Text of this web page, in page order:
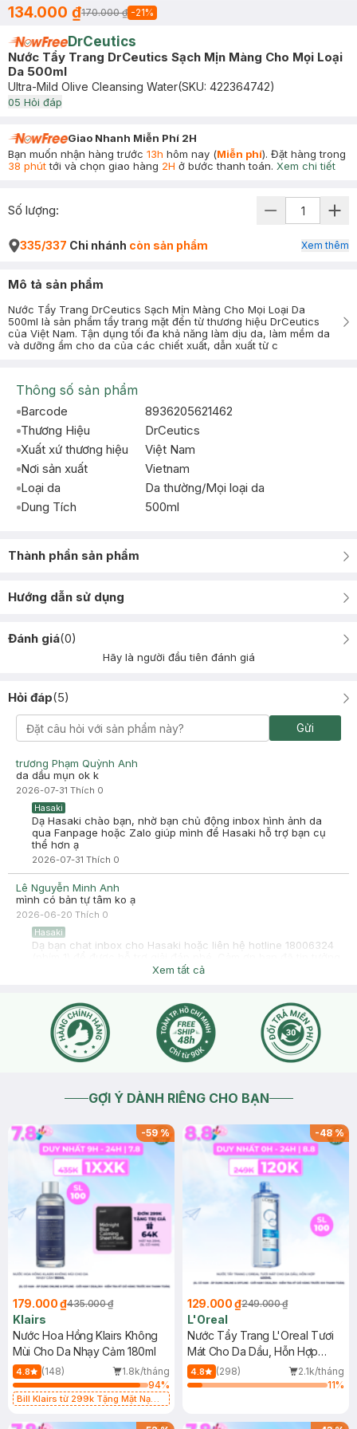
134.000 ₫170.000 ₫ -21%
DrCeutics
Nước Tẩy Trang DrCeutics Sạch Mịn Màng Cho Mọi Loại
Da 500ml
Ultra-Mild Olive Cleansing Water(SKU: 422364742)
05 Hỏi đáp
Giao Nhanh Miễn Phí 2H
Bạn muốn nhận hàng trước 13h hôm nay (Miễn phí). Đặt hàng trong
38 phúttới và chọn giao hàng 2H ở bước thanh toán. Xem chi tiết
Số lượng:
335/337 Chi nhánh còn sản phẩm Xem thêm
Mô tả sản phẩm
Nước Tẩy Trang DrCeutics Sạch Mịn Màng Cho Mọi Loại Da
500ml là sản phẩm tẩy trang mặt đến từ thương hiệu DrCeutics
của Việt Nam. Tận dụng tối đa khả năng làm dịu da, làm mềm da
và dưỡng ẩm cho da của các chiết xuất, dẫn xuất từ c
Thông số sản phẩm
Barcode
8936205621462
Thương Hiệu
DrCeutics
Xuất xứ thương hiệu
Việt Nam
Nơi sản xuất
Vietnam
Loại da
Da thường/Mọi loại da
Dung Tích
500ml
Thành phần sản phẩm
Hướng dẫn sử dụng
Đánh giá(0)
Hãy là người đầu tiên đánh giá
Hỏi đáp(5)
Gửi
trương Phạm Quỳnh Anh
da dầu mụn ok k
2026-07-31 Thích 0
Hasaki
Dạ Hasaki chào bạn, nhờ bạn chủ động inbox hình ảnh da
qua Fanpage hoặc Zalo giúp mình để Hasaki hỗ trợ bạn cụ
thể hơn ạ
2026-07-31 Thích 0
Lê Nguyễn Minh Anh
mình có bản tự tâm ko ạ
2026-06-20 Thích 0
Hasaki
Dạ bạn chat inbox cho Hasaki hoặc liên hệ hotline 18006324
Xem tất cả
GỢI Ý DÀNH RIÊNG CHO BẠN
-59%
179.000 ₫435.000 ₫
Klairs
Nước Hoa Hồng Klairs Không
Mùi Cho Da Nhạy Cảm 180ml
4.8 (148)
1.8k/tháng
94%
Bill Klairs từ 299k Tặng Mặt Nạ
25ml (SL Có Hạn)
-48%
129.000 ₫249.000 ₫
L'Oreal
Nước Tẩy Trang L'Oreal Tươi
Mát Cho Da Dầu, Hỗn Hợp
400ml
4.8 (298)
2.1k/tháng
11%